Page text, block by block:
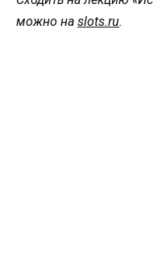
можно на slots.ru.